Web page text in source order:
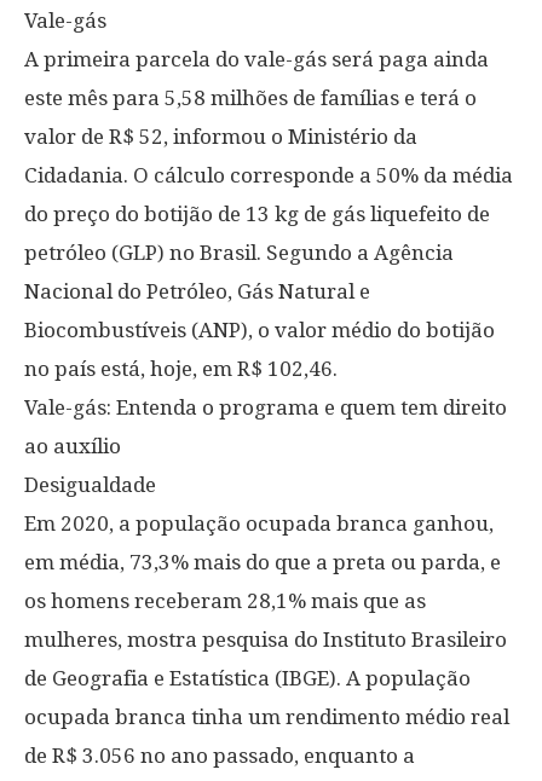
Vale-gás
A primeira parcela do vale-gás será paga ainda
este mês para 5,58 milhões de famílias e terá o
valor de R$ 52, informou o Ministério da
Cidadania. O cálculo corresponde a 50% da média
do preço do botijão de 13 kg de gás liquefeito de
petróleo (GLP) no Brasil. Segundo a Agência
Nacional do Petróleo, Gás Natural e
Biocombustíveis (ANP), o valor médio do botijão
no país está, hoje, em R$ 102,46.
Vale-gás: Entenda o programa e quem tem direito
ao auxílio
Desigualdade
Em 2020, a população ocupada branca ganhou,
em média, 73,3% mais do que a preta ou parda, e
os homens receberam 28,1% mais que as
mulheres, mostra pesquisa do Instituto Brasileiro
de Geografia e Estatística (IBGE). A população
ocupada branca tinha um rendimento médio real
de R$ 3.056 no ano passado, enquanto a